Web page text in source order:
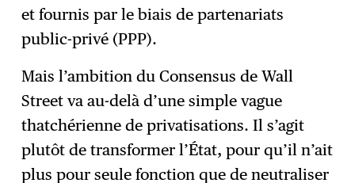
et fournis par le biais de partenariats
public-privé (PPP).
Mais l’ambition du Consensus de Wall
Street va au-delà d’une simple vague
thatchérienne de privatisations. Il s’agit
plutôt de transformer l’État, pour qu’il n’ait
plus pour seule fonction que de neutraliser